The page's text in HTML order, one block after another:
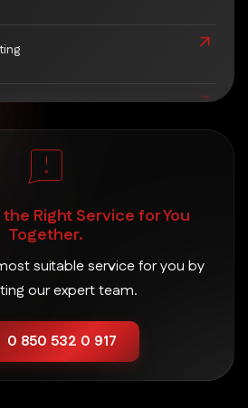
Right Service for You
Together.
suitable service for you by
our expert team.
0 850 532 0 917